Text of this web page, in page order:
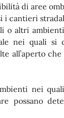
di aree
i cantieri
o altri
nei quali si
all’aperto
nei
possano